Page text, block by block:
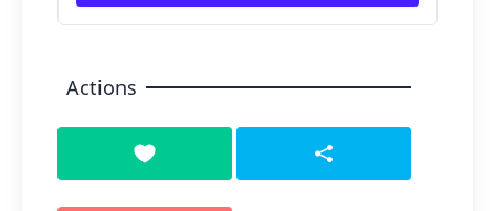
Actions